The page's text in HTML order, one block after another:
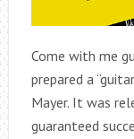
Come with me
prepared a
Mayer. It was
guaranteed